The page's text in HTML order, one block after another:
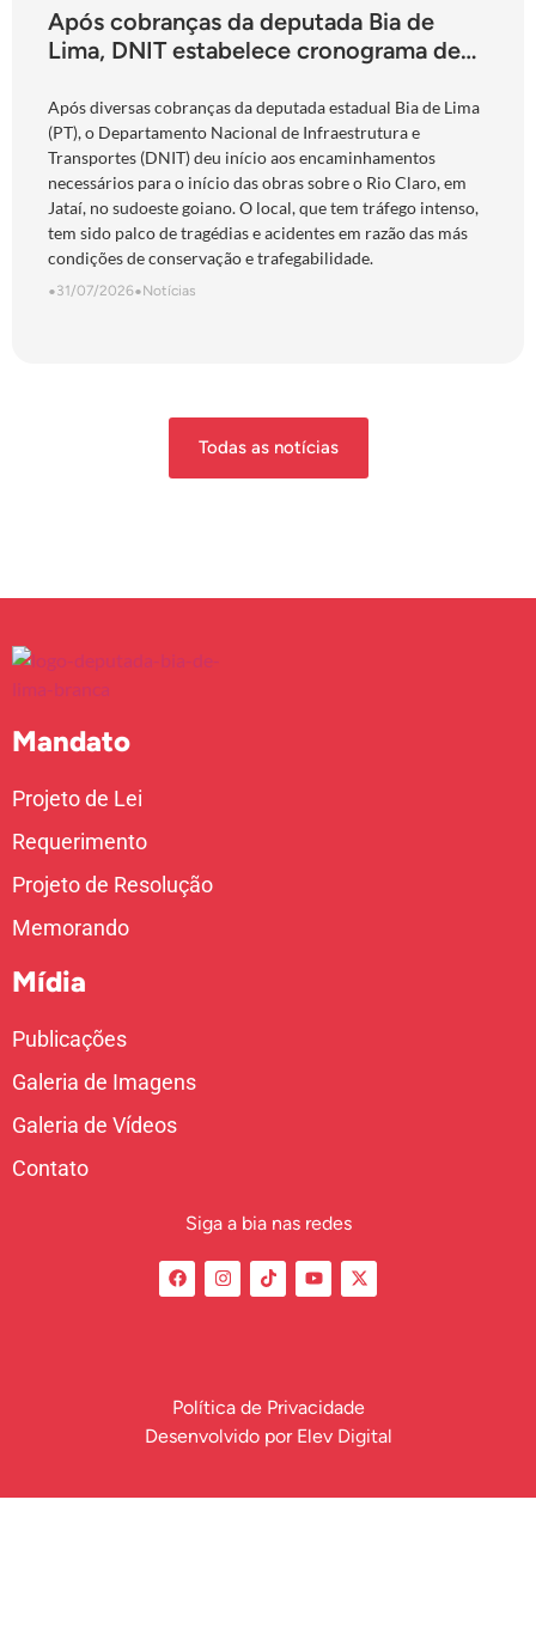
Após cobranças da deputada Bia de
Lima, DNIT estabelece cronograma de
Jataí
Após diversas cobranças da deputada estadual Bia de Lima
(PT), o Departamento Nacional de Infraestrutura e
Transportes (DNIT) deu início aos encaminhamentos
necessários para o início das obras sobre o Rio Claro, em
Jataí, no sudoeste goiano. O local, que tem tráfego intenso,
tem sido palco de tragédias e acidentes em razão das más
condições de conservação e trafegabilidade.
•31/07/2026•Notícias
Todas as notícias
Mandato
Projeto de Lei
Requerimento
Projeto de Resolução
Memorando
Mídia
Publicações
Galeria de Imagens
Galeria de Vídeos
Contato
Siga a bia nas redes
Política de Privacidade
Desenvolvido por Elev Digital